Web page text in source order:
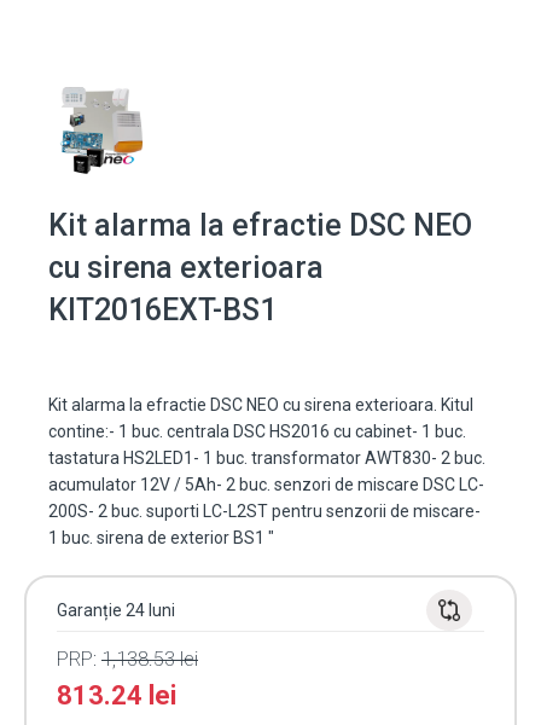
Kit alarma la efractie DSC NEO
cu sirena exterioara
KIT2016EXT-BS1
Kit alarma la efractie DSC NEO cu sirena exterioara. Kitul
contine:- 1 buc. centrala DSC HS2016 cu cabinet- 1 buc.
tastatura HS2LED1- 1 buc. transformator AWT830- 2 buc.
acumulator 12V / 5Ah- 2 buc. senzori de miscare DSC LC-
200S- 2 buc. suporti LC-L2ST pentru senzorii de miscare-
1 buc. sirena de exterior BS1 "
Garanție 24 luni
PRP: 1,138.53lei
813.24 lei